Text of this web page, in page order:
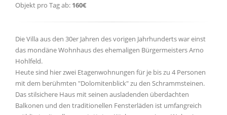
Objekt pro Tag ab: 160€
Die Villa aus den 30er Jahren des vorigen Jahrhunderts war einst
das mondäne Wohnhaus des ehemaligen Bürgermeisters Arno
Hohlfeld.
Heute sind hier zwei Etagenwohnungen für je bis zu 4 Personen
mit dem berühmten "Dolomitenblick" zu den Schrammsteinen.
Das stilsichere Haus mit seinen ausladenden überdachten
Balkonen und den traditionellen Fensterläden ist umfangreich